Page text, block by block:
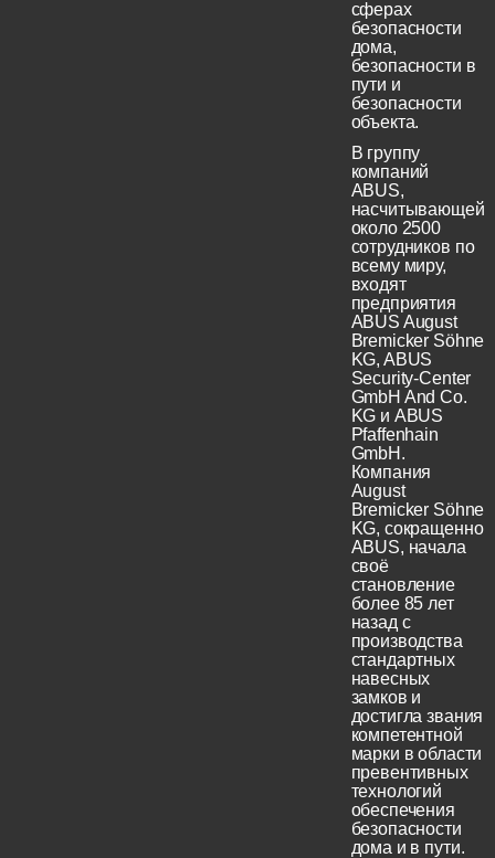
сферах
безопасности
дома,
безопасности в
пути и
безопасности
объекта.
В группу
компаний
ABUS,
насчитывающей
около 2500
сотрудников по
всему миру,
входят
предприятия
ABUS August
Bremicker Söhne
KG, ABUS
Security-Center
GmbH And Co.
KG и ABUS
Pfaffenhain
GmbH.
Компания
August
Bremicker Söhne
KG, сокращенно
ABUS, начала
своё
становление
более 85 лет
назад с
производства
стандартных
навесных
замков и
достигла звания
компетентной
марки в области
превентивных
технологий
обеспечения
безопасности
дома и в пути.